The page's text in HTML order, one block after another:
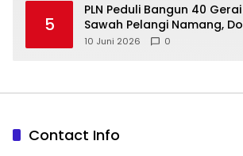
5
‎PLN Peduli Bangun 40
Sawah Pelangi Namang,
10 Juni 2026 0
Contact Info